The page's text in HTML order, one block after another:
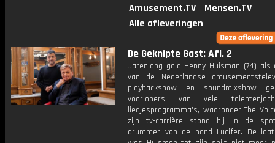
Amusement.TV
Mensen.TV
Alle afleveringen
De Geknipte Gast: Afl. 2
Jarenlang gold Henny Huisman (74) als
van de Nederlandse
playbackshow en soundmixshow
voorlopers van vele
liedjesprogramma's, waaronder The
zijn tv-carrière stond hij in de
drummer van de band Lucifer. De